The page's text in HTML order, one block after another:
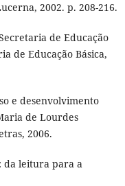
2002. p. 208-216.
de Educação
de Educação Básica,
e desenvolvimento
de Lourdes
2006.
da leitura para a